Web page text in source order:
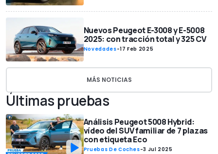
Nuevos Peugeot E-3008 y E-5008
2025: con tracción total y 325 CV
Novedades-17 Feb 2025
MÁS NOTICIAS
Últimas pruebas
Análisis Peugeot 5008 Hybrid:
vídeo del SUV familiar de 7 plazas
con etiqueta Eco
Pruebas De Coches-3 Jul 2025